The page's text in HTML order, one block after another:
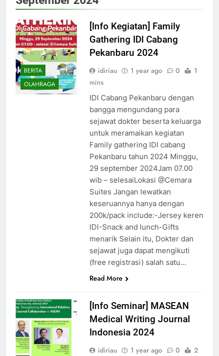
BERITA
OLAHRAGA
[Info Kegiatan] Family
Gathering IDI Cabang
Pekanbaru 2024
idiriau 1 year ago 0
1
mins
IDI Cabang Pekanbaru dengan
bangga mengundang para
sejawat dokter beserta keluarga
untuk meramaikan kegiatan
Family gathering IDI cabang
Pekanbaru tahun 2024 Minggu,
29 september 2024Jam 07.00
wib – selesaiLokasi @Cemara
Suites Jangan lewatkan
keseruannya hanya dengan
200k/pack include:-Jersey keren
IDI-Snack and lunch-Gifts
menarik Selain itu, Dokter dan
sejawat juga dapat mengikuti
(free registrasi) salah satu…
Read More
[Info Seminar] MASEAN
Medical Writing Journal
Indonesia 2024
idiriau 1 year ago 0
2